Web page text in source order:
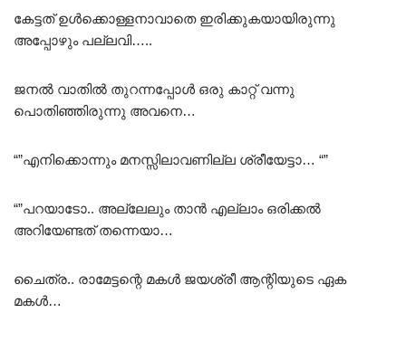
കേട്ടത് ഉൾക്കൊള്ളനാവാതെ ഇരിക്കുകയായിരുന്നു
അപ്പോഴും പല്ലവി…..
ജനൽ വാതിൽ തുറന്നപ്പോൾ ഒരു കാറ്റ് വന്നു
പൊതിഞ്ഞിരുന്നു അവനെ…
“”എനിക്കൊന്നും മനസ്സിലാവണില്ല ശ്രീയേട്ടാ… “”
“”പറയാടോ.. അല്ലേലും താൻ എല്ലാം ഒരിക്കൽ
അറിയേണ്ടത് തന്നെയാ…
ചൈത്ര.. രാമേട്ടന്റെ മകൾ ജയശ്രീ ആന്റിയുടെ ഏക
മകൾ…